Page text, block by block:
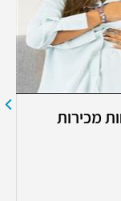
מכירות